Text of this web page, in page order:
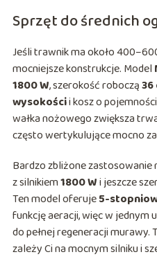
Sprzęt do średnich
Jeśli trawnik ma około
mocniejsze konstrukcje. Model
1800 W, szerokość roboczą36
wysokościi kosz o
wałka nożowego zwiększa
często wertykulujące mocno
Bardzo zbliżone zastosowanie
z silnikiem1800 Wi jeszcze
Ten model oferuje5-
funkcję aeracji, więc w jednym
do pełnej regeneracji murawy.
zależy Ci na mocnym silniku i